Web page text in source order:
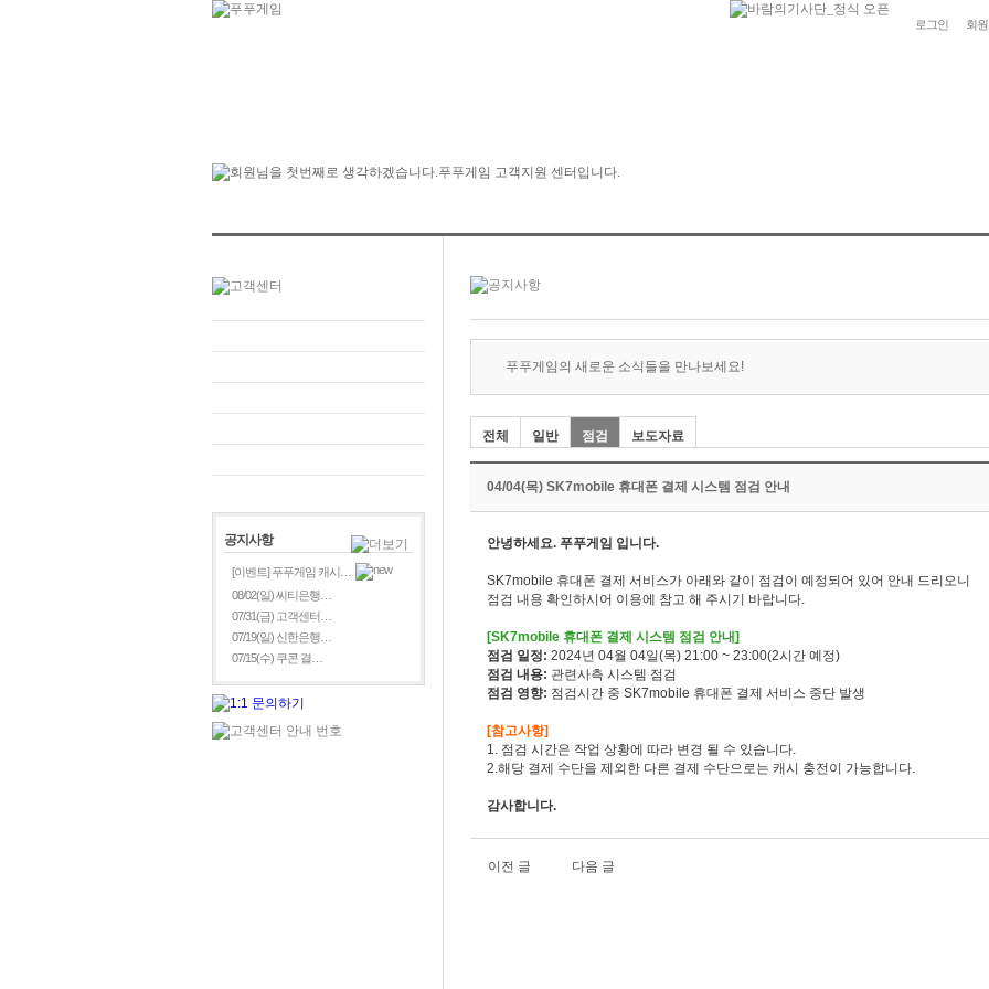
로그인 회
공지사항
[이벤트] 푸푸게임 캐시…
08/02(일) 씨티은행…
07/31(금) 고객센터…
07/19(일) 신한은행…
07/15(수) 쿠콘 결…
푸푸게임의 새로운 소식들을 만나보세요!
전체 일반 점검 보도자료
04/04(목) SK7mobile 휴대폰 결제 시스템 점검 안내
안녕하세요. 푸푸게임 입니다.
SK7mobile 휴대폰 결제 서비스가 아래와 같이 점검이 예정되어 있어 안내 드리오니
점검 내용 확인하시어 이용에 참고 해 주시기 바랍니다.
[SK7mobile 휴대폰 결제 시스템 점검 안내]
점검 일정: 2024년 04월 04일(목) 21:00 ~ 23:00(2시간 예정)
점검 내용: 관련사측 시스템 점검
점검 영향: 점검시간 중 SK7mobile 휴대폰 결제 서비스 중단 발생
[참고사항]
1. 점검 시간은 작업 상황에 따라 변경 될 수 있습니다.
2.해당 결제 수단을 제외한 다른 결제 수단으로는 캐시 충전이 가능합니다.
감사합니다.
이전 글 다음 글